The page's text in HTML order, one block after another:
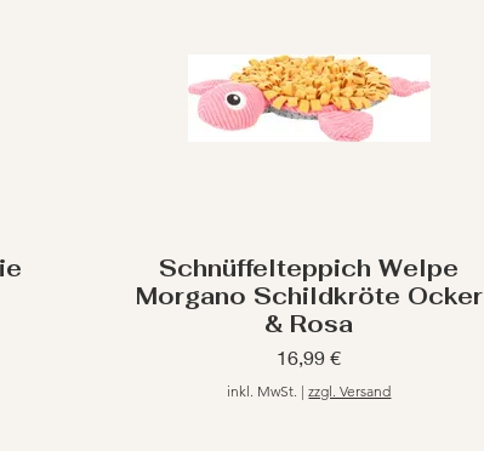
Schnüffelteppich Welpe
Morgano Schildkröte Ocker
& Rosa
Preis
16,99 €
inkl. MwSt. |zzgl. Versand